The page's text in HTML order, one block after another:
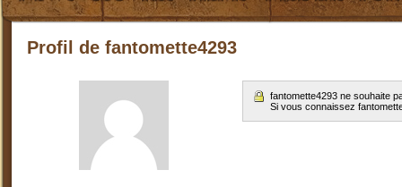
Profil de fantomette4293
fantomette4293 ne souhaite
Si vous connaissez